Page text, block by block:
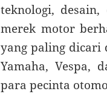
teknologi,
merek motor
yang paling dicari
Yamaha, Vespa,
para pecinta